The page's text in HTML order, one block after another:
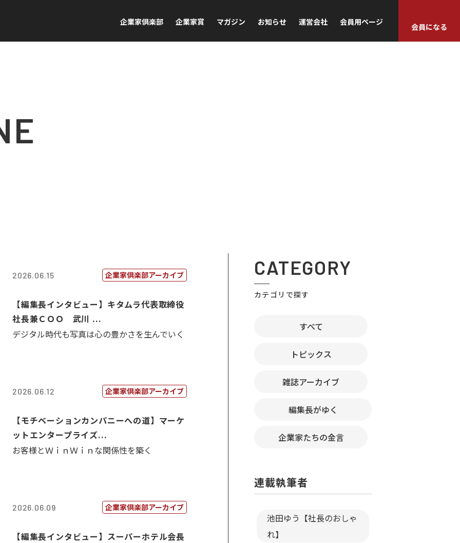
企業家倶楽部 企業家賞 マガジン お知らせ 運営会社 会員用ページ
会員になる
2026.06.15 企業家倶楽部アーカイブ
【編集長インタビュー】キタムラ代表取締役
社長兼ＣＯＯ 武川 ...
デジタル時代も写真は心の豊かさを生んでいく
2026.06.12 企業家倶楽部アーカイブ
【モチベーションカンパニーへの道】マーケ
ットエンタープライズ...
お客様とＷｉｎＷｉｎな関係性を築く
2026.06.09 企業家倶楽部アーカイブ
【編集長インタビュー】スーパーホテル会長
CATEGORY
カテゴリで探す
すべて
トピックス
雑誌アーカイブ
編集長がゆく
企業家たちの金言
連載執筆者
池田ゆう【社長のおしゃ
れ】